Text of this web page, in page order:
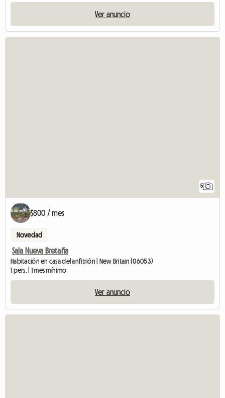
Ver anuncio
5
$800 / mes
Novedad
Sala Nueva Bretaña
Habitación en casa del anfitrión | New Britain (06053)
1 pers. | 1 mes mínimo
Ver anuncio